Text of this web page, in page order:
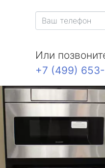
Или
+7 (499)